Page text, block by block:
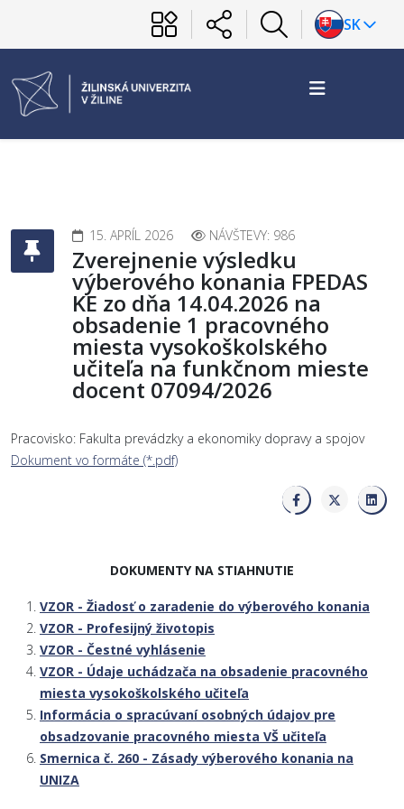
SK
15. APRÍL 2026 NÁVŠTEVY: 986
Zverejnenie výsledku
výberového konania FPEDAS
KE zo dňa 14.04.2026 na
obsadenie 1 pracovného
miesta vysokoškolského
učiteľa na funkčnom mieste
docent 07094/2026
Pracovisko: Fakulta prevádzky a ekonomiky dopravy a spojov
Dokument vo formáte (*.pdf)
DOKUMENTY NA STIAHNUTIE
VZOR - Žiadosť o zaradenie do výberového konania
VZOR - Profesijný životopis
VZOR - Čestné vyhlásenie
VZOR - Údaje uchádzača na obsadenie pracovného
miesta vysokoškolského učiteľa
Informácia o spracúvaní osobných údajov pre
obsadzovanie pracovného miesta VŠ učiteľa
Smernica č. 260 - Zásady výberového konania na
UNIZA